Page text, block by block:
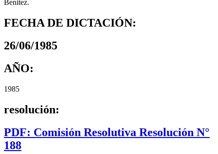
Benitez.
FECHA DE DICTACIÓN:
26/06/1985
AÑO:
1985
resolución:
PDF: Comisión Resolutiva Resolución N°
188